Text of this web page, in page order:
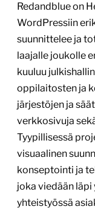
Redandblue on
WordPressiin
suunnittelee ja
laajalle joukolle
kuuluu
oppilaitosten ja
järjestöjen ja
verkkosivuja
Tyypillisessä
visuaalinen
konseptointi ja
joka viedään
yhteistyössä